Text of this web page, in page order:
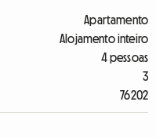
Apartamento
Alojamento inteiro
4 pessoas
3
76202